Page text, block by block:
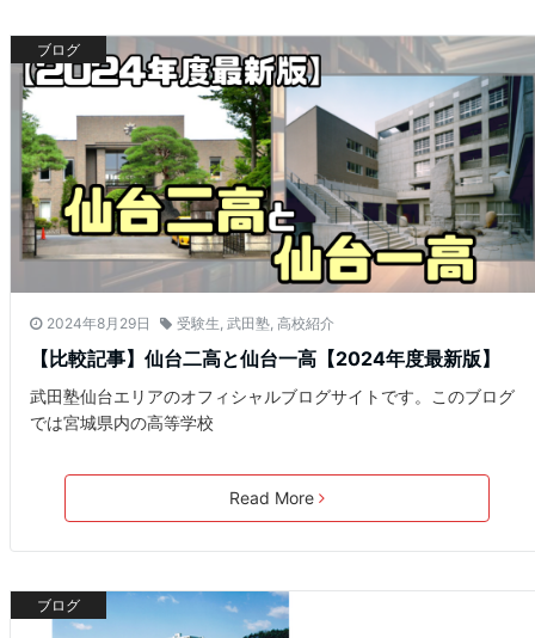
ブログ
2024年8月29日 受験生 武田塾 高校紹介
【比較記事】仙台二高と仙台一高【2024年度最新版】
武田塾仙台エリアのオフィシャルブログサイトです。このブログ
では宮城県内の高等学校
Read More
ブログ